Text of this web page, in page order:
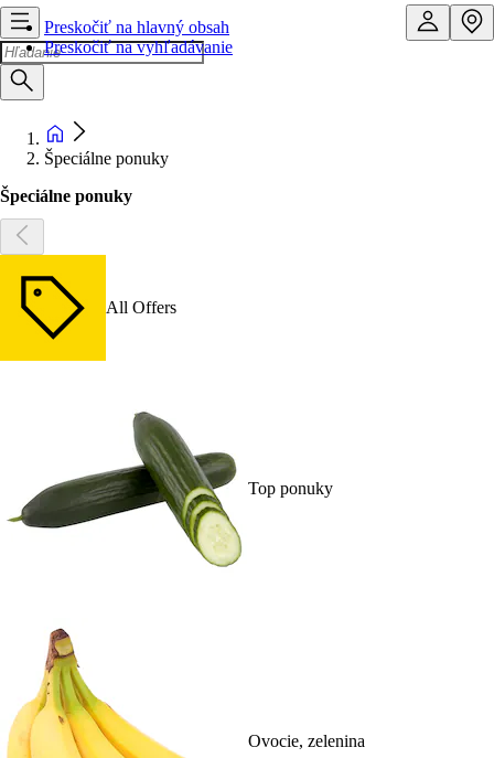
Preskočiť na hlavný obsah
Preskočiť na vyhľadávanie
Špeciálne ponuky
Špeciálne ponuky
All Offers
Top ponuky
Ovocie, zelenina